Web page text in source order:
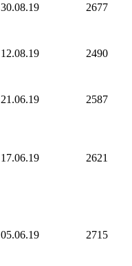
30.08.19
2677
12.08.19 2490
21.06.19
2587
17.06.19 2621
05.06.19 2715